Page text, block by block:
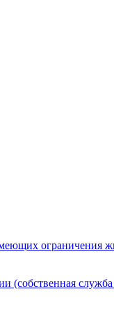
ограничения
(собственная